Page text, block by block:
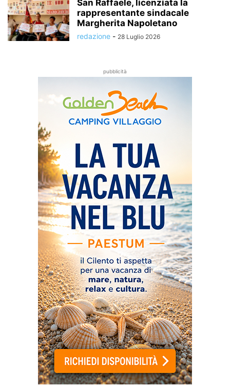
San Raffaele, licenziata la
rappresentante sindacale
Margherita Napoletano
redazione - 28 Luglio 2026
pubblicità